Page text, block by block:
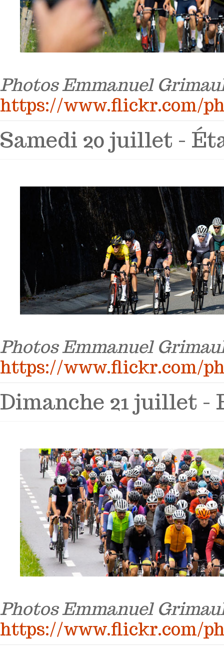
Photos Emmanuel
https://www.flickr.com/
Samedi 20 juillet -
Photos Emmanuel
https://www.flickr.com/
Dimanche 21 juillet -
Photos Emmanuel
https://www.flickr.com/